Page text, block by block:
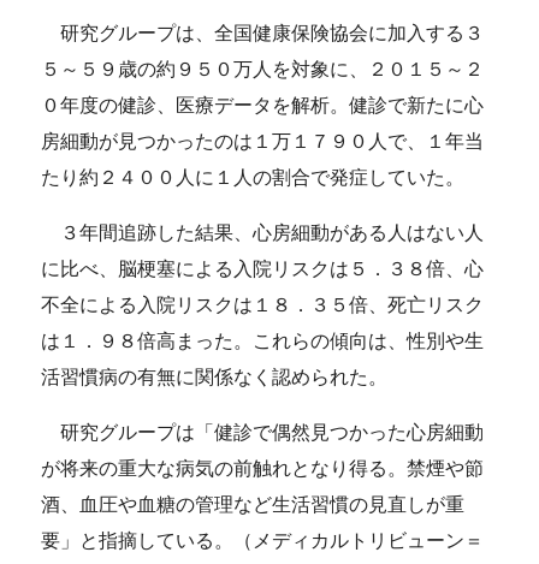
研究グループは、全国健康保険協会に加入する３
５～５９歳の約９５０万人を対象に、２０１５～２
０年度の健診、医療データを解析。健診で新たに心
房細動が見つかったのは１万１７９０人で、１年当
たり約２４００人に１人の割合で発症していた。
３年間追跡した結果、心房細動がある人はない人
に比べ、脳梗塞による入院リスクは５．３８倍、心
不全による入院リスクは１８．３５倍、死亡リスク
は１．９８倍高まった。これらの傾向は、性別や生
活習慣病の有無に関係なく認められた。
研究グループは「健診で偶然見つかった心房細動
が将来の重大な病気の前触れとなり得る。禁煙や節
酒、血圧や血糖の管理など生活習慣の見直しが重
要」と指摘している。（メディカルトリビューン＝